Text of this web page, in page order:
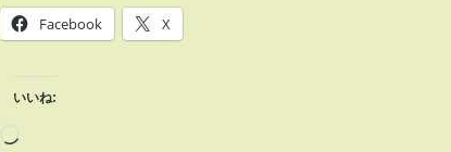
Facebook X
いいね: